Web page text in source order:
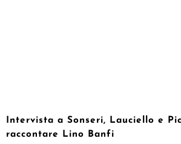
Intervista a Sonseri, Lauciello e
raccontare Lino Banfi